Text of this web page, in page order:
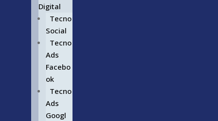
Digital
Tecno
Social
Tecno
Ads
Facebo
ok
Tecno
Ads
Googl